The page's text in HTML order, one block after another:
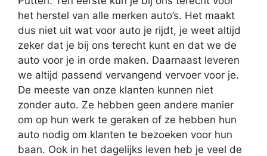
het herstel van alle merken auto’s. Het maakt
dus niet uit wat voor auto je rijdt, je weet altijd
zeker dat je bij ons terecht kunt en dat we de
auto voor je in orde maken. Daarnaast leveren
we altijd passend vervangend vervoer voor je.
De meeste van onze klanten kunnen niet
zonder auto. Ze hebben geen andere manier
om op hun werk te geraken of ze hebben hun
auto nodig om klanten te bezoeken voor hun
baan. Ook in het dagelijks leven heb je veel de